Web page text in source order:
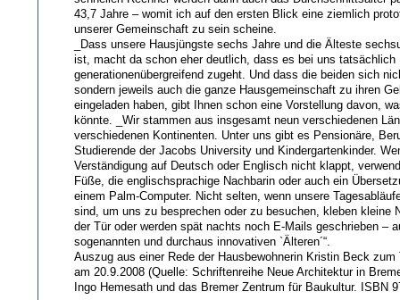
43,7 Jahre – womit ich auf den ersten Blick eine ziemlich
unserer Gemeinschaft zu sein scheine.
_Dass unsere Hausjüngste sechs Jahre und die Älteste
ist, macht da schon eher deutlich, dass es bei uns tatsächlich
generationenübergreifend zugeht. Und dass die beiden sich
sondern jeweils auch die ganze Hausgemeinschaft zu ihren
eingeladen haben, gibt Ihnen schon eine Vorstellung davon,
könnte. _Wir stammen aus insgesamt neun verschiedenen
verschiedenen Kontinenten. Unter uns gibt es Pensionäre,
Studierende der Jacobs University und Kindergartenkinder.
Verständigung auf Deutsch oder Englisch nicht klappt,
Füße, die englischsprachige Nachbarin oder auch ein
einem Palm-Computer. Nicht selten, wenn unsere
sind, um uns zu besprechen oder zu besuchen, kleben kleine
der Tür oder werden spät nachts noch E-Mails geschrieben –
sogenannten und durchaus innovativen `Älteren´“.
Auszug aus einer Rede der Hausbewohnerin Kristin Beck zum
am 20.9.2008 (Quelle: Schriftenreihe Neue Architektur in
Ingo Hemesath und das Bremer Zentrum für Baukultur. ISBN